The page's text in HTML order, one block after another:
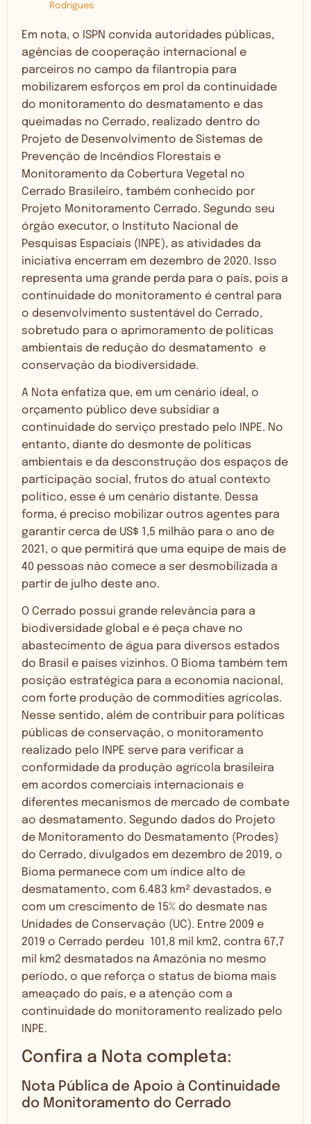
Rodrigues
Em nota, o ISPN convida autoridades públicas,
agências de cooperação internacional e
parceiros no campo da filantropia para
mobilizarem esforços em prol da continuidade
do monitoramento do desmatamento e das
queimadas no Cerrado, realizado dentro do
Projeto de Desenvolvimento de Sistemas de
Prevenção de Incêndios Florestais e
Monitoramento da Cobertura Vegetal no
Cerrado Brasileiro, também conhecido por
Projeto Monitoramento Cerrado. Segundo seu
órgão executor, o Instituto Nacional de
Pesquisas Espaciais (INPE), as atividades da
iniciativa encerram em dezembro de 2020. Isso
representa uma grande perda para o país, pois a
continuidade do monitoramento é central para
o desenvolvimento sustentável do Cerrado,
sobretudo para o aprimoramento de políticas
ambientais de redução do desmatamento e
conservação da biodiversidade.
A Nota enfatiza que, em um cenário ideal, o
orçamento público deve subsidiar a
continuidade do serviço prestado pelo INPE. No
entanto, diante do desmonte de políticas
ambientais e da desconstrução dos espaços de
participação social, frutos do atual contexto
político, esse é um cenário distante. Dessa
forma, é preciso mobilizar outros agentes para
garantir cerca de US$ 1,5 milhão para o ano de
2021, o que permitirá que uma equipe de mais de
40 pessoas não comece a ser desmobilizada a
partir de julho deste ano.
O Cerrado possui grande relevância para a
biodiversidade global e é peça chave no
abastecimento de água para diversos estados
do Brasil e países vizinhos. O Bioma também tem
posição estratégica para a economia nacional,
com forte produção de commodities agrícolas.
Nesse sentido, além de contribuir para políticas
públicas de conservação, o monitoramento
realizado pelo INPE serve para verificar a
conformidade da produção agrícola brasileira
em acordos comerciais internacionais e
diferentes mecanismos de mercado de combate
ao desmatamento. Segundo dados do Projeto
de Monitoramento do Desmatamento (Prodes)
do Cerrado, divulgados em dezembro de 2019, o
Bioma permanece com um índice alto de
desmatamento, com 6.483 km² devastados, e
com um crescimento de 15% do desmate nas
Unidades de Conservação (UC). Entre 2009 e
2019 o Cerrado perdeu 101,8 mil km2, contra 67,7
mil km2 desmatados na Amazônia no mesmo
período, o que reforça o status de bioma mais
ameaçado do país, e a atenção com a
continuidade do monitoramento realizado pelo
INPE.
Confira a Nota completa:
Nota Pública de Apoio à Continuidade
do Monitoramento do Cerrado